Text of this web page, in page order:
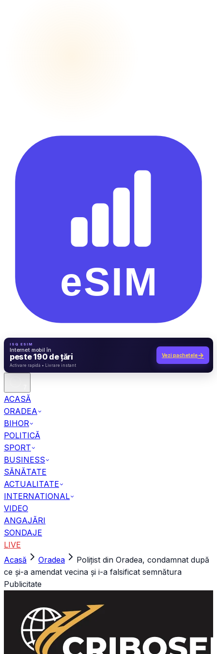
ISQ ESIM
Internet mobil în
peste 190 de țări Vezi pachetele→
ACASĂ
ORADEA
BIHOR
POLITICĂ
SPORT
BUSINESS
SĂNĂTATE
ACTUALITATE
INTERNATIONAL
VIDEO
ANGAJĂRI
SONDAJE
LIVE
Acasă
Oradea
Polițist din Oradea, condamnat după
ce și-a amendat vecina și i-a falsificat semnătura
Publicitate